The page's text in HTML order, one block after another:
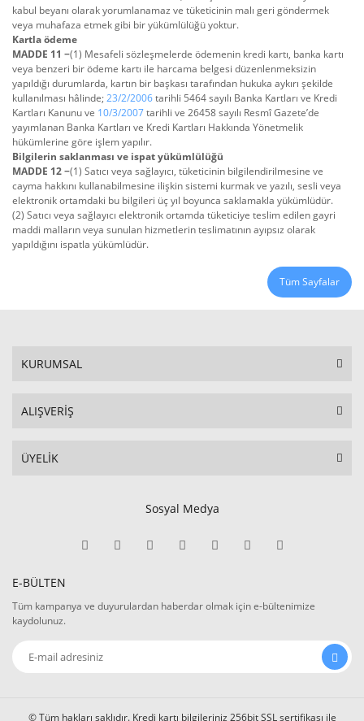
kabul beyanı olarak yorumlanamaz ve tüketicinin malı geri göndermek
veya muhafaza etmek gibi bir yükümlülüğü yoktur.
Kartla ödeme
MADDE 11 −(1) Mesafeli sözleşmelerde ödemenin kredi kartı, banka kartı
veya benzeri bir ödeme kartı ile harcama belgesi düzenlenmeksizin
yapıldığı durumlarda, kartın bir başkası tarafından hukuka aykırı şekilde
kullanılması hâlinde;23/2/2006tarihli 5464 sayılı Banka Kartları ve Kredi
Kartları Kanunu ve 10/3/2007tarihli ve 26458 sayılı Resmî Gazete’de
yayımlanan Banka Kartları ve Kredi Kartları Hakkında Yönetmelik
hükümlerine göre işlem yapılır.
Bilgilerin saklanması ve ispat yükümlülüğü
MADDE 12 −(1) Satıcı veya sağlayıcı, tüketicinin bilgilendirilmesine ve
cayma hakkını kullanabilmesine ilişkin sistemi kurmak ve yazılı, sesli veya
elektronik ortamdaki bu bilgileri üç yıl boyunca saklamakla yükümlüdür.
(2) Satıcı veya sağlayıcı elektronik ortamda tüketiciye teslim edilen gayri
maddi malların veya sunulan hizmetlerin teslimatının ayıpsız olarak
yapıldığını ispatla yükümlüdür.
Tüm Sayfalar
KURUMSAL
ALIŞVERİŞ
ÜYELİK
Sosyal Medya
E-BÜLTEN
Tüm kampanya ve duyurulardan haberdar olmak için e-bültenimize
kaydolunuz.
© Tüm hakları saklıdır. Kredi kartı bilgileriniz 256bit SSL sertifikası ile